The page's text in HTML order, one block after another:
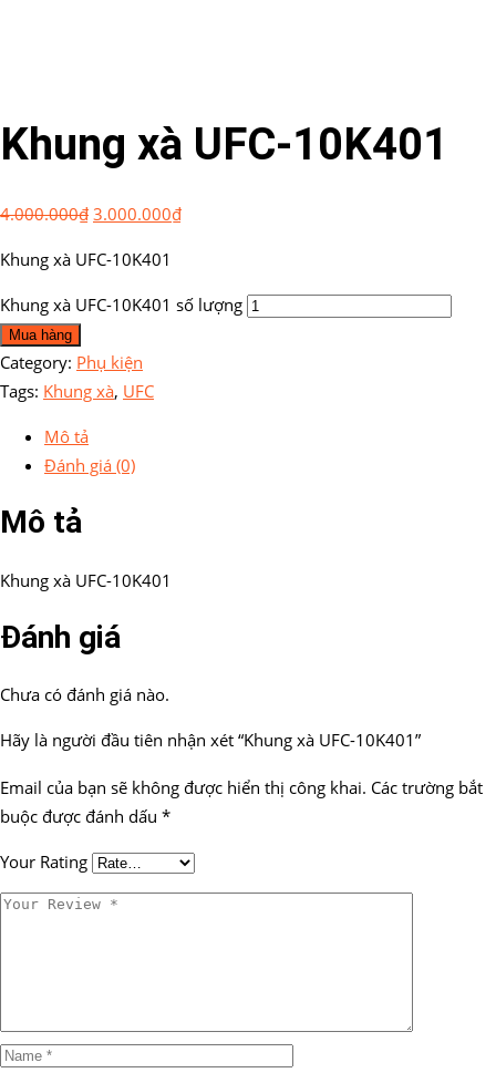
Khung xà UFC-10K401
4.000.000₫ 3.000.000₫
Khung xà UFC-10K401
Khung xà UFC-10K401 số lượng
Mua hàng
Category: Phụ kiện
Tags: Khung xà, UFC
Mô tả
Đánh giá (0)
Mô tả
Khung xà UFC-10K401
Đánh giá
Chưa có đánh giá nào.
Hãy là người đầu tiên nhận xét “Khung xà UFC-10K401”
Email của bạn sẽ không được hiển thị công khai. Các trường bắt
buộc được đánh dấu *
Your Rating